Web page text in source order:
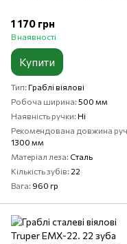
1 170 грн
В наявності
Купити
Тип Граблі віялові
Робоча ширина 500 мм
Наявність ручки Ні
Рекомендована довжина
1300 мм
Матеріал леза Сталь
Кількість зубів 22
Вага 960 гр